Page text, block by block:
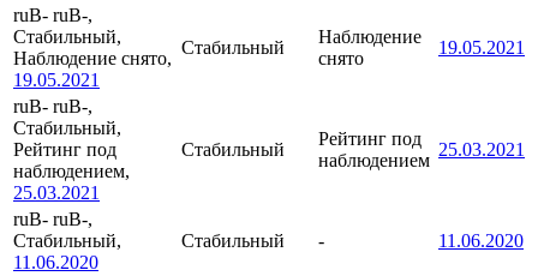
ruB- ruB-,
Стабильный,
Наблюдение снято,
19.05.2021
Стабильный
Наблюдение
снято
19.05.2021
ruB- ruB-,
Стабильный,
Рейтинг под
наблюдением,
25.03.2021
Стабильный
Рейтинг под
наблюдением
25.03.2021
ruB- ruB-,
Стабильный,
11.06.2020
Стабильный - 11.06.2020